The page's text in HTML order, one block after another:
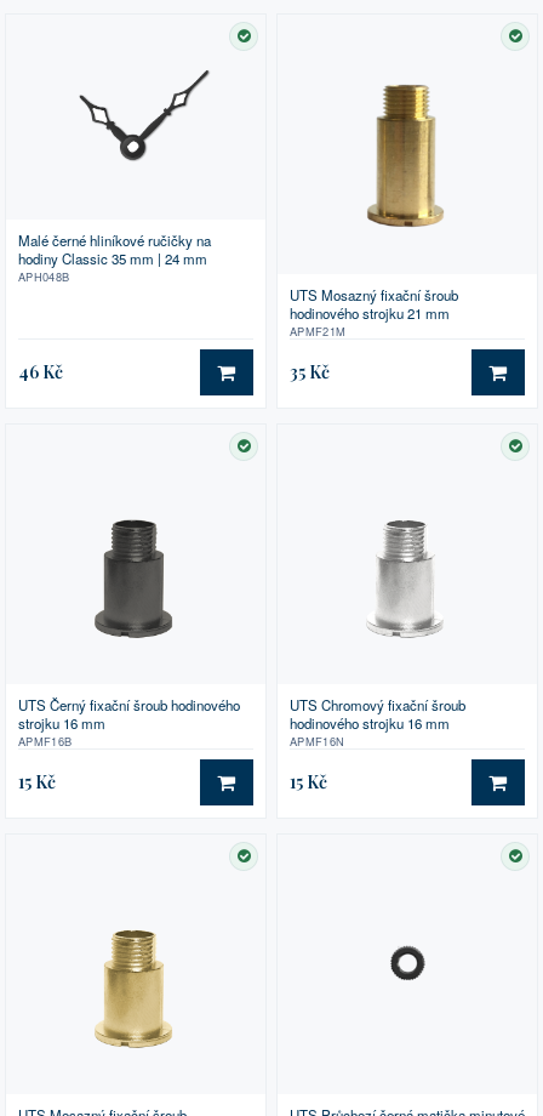
SKLADEM
Malé černé hliníkové ručičky na
hodiny Classic 35 mm | 24 mm
APH048B
46 Kč DO KOŠÍKU
UTS Mosazný fixační šroub
hodinového strojku 21 mm
APMF21M
35 Kč DO
SKLADEM
UTS Černý fixační šroub hodinového
strojku 16 mm
APMF16B
15 Kč DO KOŠÍKU
UTS Chromový fixační šroub
hodinového strojku 16 mm
APMF16N
15 Kč DO
SKLADEM